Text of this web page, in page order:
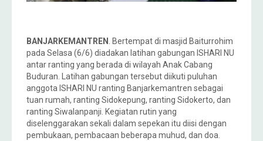
BANJARKEMANTREN . Bertempat di masjid Baiturrohim
pada Selasa (6/6) diadakan latihan gabungan ISHARI NU
antar ranting yang berada di wilayah Anak Cabang
Buduran. Latihan gabungan tersebut diikuti puluhan
anggota ISHARI NU ranting Banjarkemantren sebagai
tuan rumah, ranting Sidokepung, ranting Sidokerto, dan
ranting Siwalanpanji. Kegiatan rutin yang
diselenggarakan sekali dalam sepekan itu diisi dengan
pembukaan, pembacaan beberapa muhud, dan doa.